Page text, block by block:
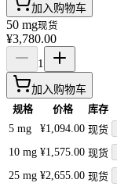
加入购物车
50 mg现货
¥3,780.00
1
加入购物车
规格 价格 库存
5 mg
¥1,094.00 现货
10 mg ¥1,575.00 现货
25 mg ¥2,655.00 现货